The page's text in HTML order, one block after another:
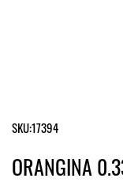
SKU:17394
ORANGINA